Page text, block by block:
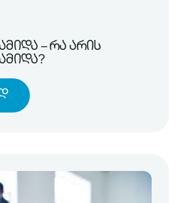
– რა არის